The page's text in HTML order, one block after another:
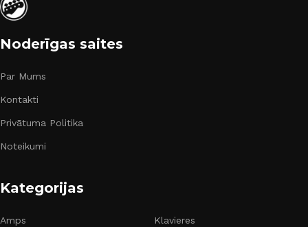
Noderīgas saites
Par Mums
Kontakti
Privātuma Politika
Noteikumi
Kategorijas
Amps Klavieres